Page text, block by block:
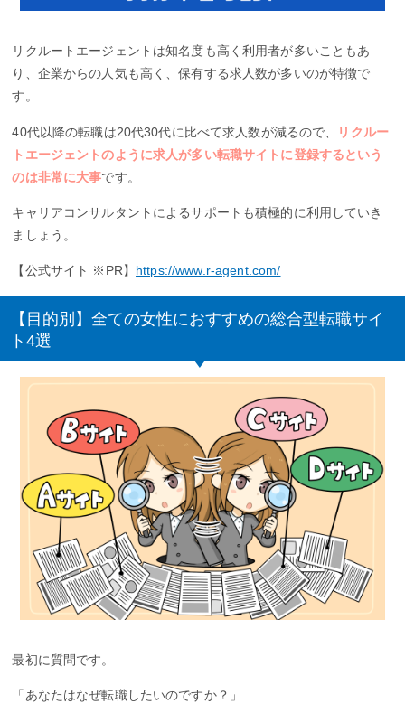
リクルートエージェントは知名度も高く利用者が多いこともあ
り、企業からの人気も高く、保有する求人数が多いのが特徴で
す。
40代以降の転職は20代30代に比べて求人数が減るので、
リクルー
トエージェントのように求人が多い転職サイトに登録するという
のは非常に大事です。
キャリアコンサルタントによるサポートも積極的に利用していき
ましょう。
【公式サイト ※PR】 https://www.r-agent.com/
【目的別】全ての女性におすすめの総合型転職サイ
ト4選
最初に質問です。
「あなたはなぜ転職したいのですか？」